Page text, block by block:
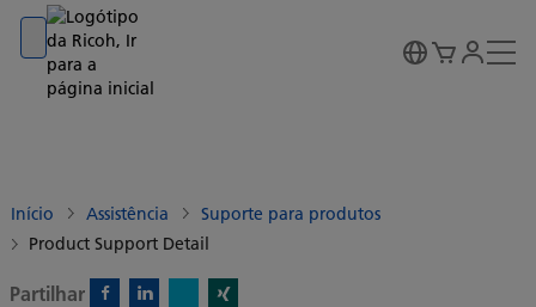
Go to banner
Go to content
Go to footer
Início Assistência
Suporte para produtos
Product Support Detail
Partilhar